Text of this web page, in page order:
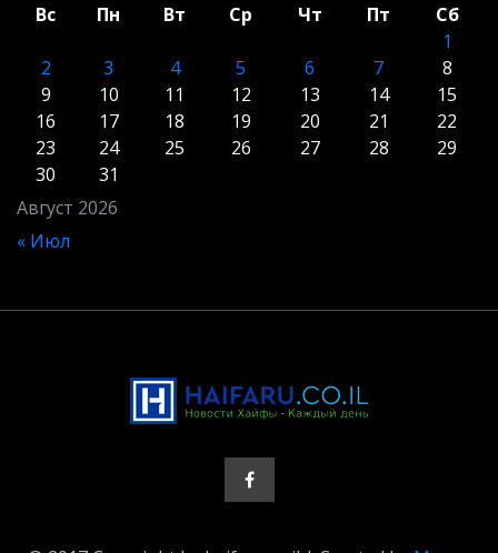
Август 2026
Вс Пн Вт Ср Чт Пт
Сб
1
2
3 4 5 6 7
8
9
10 11 12 13 14
15
16
17 18 19 20 21
22
23
24 25 26 27 28
29
30
31
« Июл